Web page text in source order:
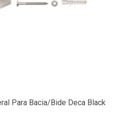
Para Bacia/Bide Deca Black